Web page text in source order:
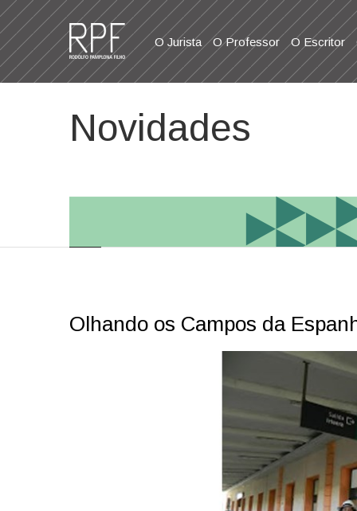
O Jurista O Professor O Escritor
Novidades
Olhando os Campos da